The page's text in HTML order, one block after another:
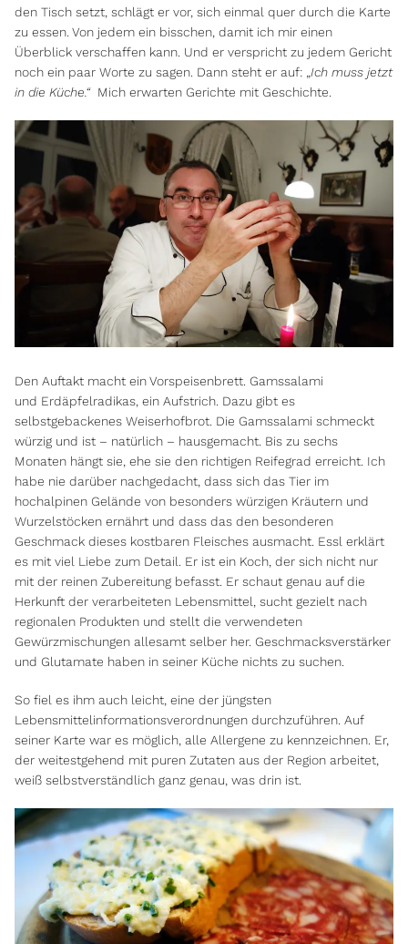
den Tisch setzt, schlägt er vor, sich einmal quer durch die Karte
zu essen. Von jedem ein bisschen, damit ich mir einen
Überblick verschaffen kann. Und er verspricht zu jedem Gericht
noch ein paar Worte zu sagen. Dann steht er auf: „ Ich muss jetzt
in die Küche.“Mich erwarten Gerichte mit Geschichte.
Den Auftakt macht ein Vorspeisenbrett. Gamssalami
und Erdäpfelradikas, ein Aufstrich. Dazu gibt es
selbstgebackenes Weiserhofbrot. Die Gamssalami schmeckt
würzig und ist – natürlich – hausgemacht. Bis zu sechs
Monaten hängt sie, ehe sie den richtigen Reifegrad erreicht. Ich
habe nie darüber nachgedacht, dass sich das Tier im
hochalpinen Gelände von besonders würzigen Kräutern und
Wurzelstöcken ernährt und dass das den besonderen
Geschmack dieses kostbaren Fleisches ausmacht. Essl erklärt
es mit viel Liebe zum Detail. Er ist ein Koch, der sich nicht nur
mit der reinen Zubereitung befasst. Er schaut genau auf die
Herkunft der verarbeiteten Lebensmittel, sucht gezielt nach
regionalen Produkten und stellt die verwendeten
Gewürzmischungen allesamt selber her. Geschmacksverstärker
und Glutamate haben in seiner Küche nichts zu suchen.
So fiel es ihm auch leicht, eine der jüngsten
Lebensmittelinformationsverordnungen durchzuführen. Auf
seiner Karte war es möglich, alle Allergene zu kennzeichnen. Er,
der weitestgehend mit puren Zutaten aus der Region arbeitet,
weiß selbstverständlich ganz genau, was drin ist.